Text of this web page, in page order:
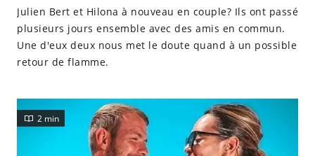
Julien Bert et Hilona à nouveau en couple? Ils ont passé
plusieurs jours ensemble avec des amis en commun.
Une d'eux deux nous met le doute quand à un possible
retour de flamme.
2 min